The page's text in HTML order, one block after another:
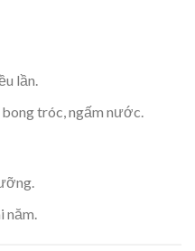
lần.
tróc, ngấm nước.
năm.